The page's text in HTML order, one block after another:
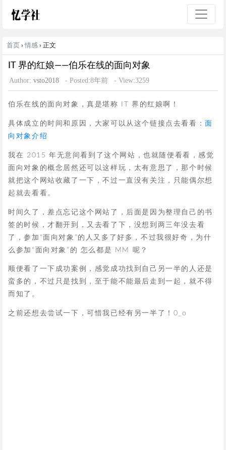
首页 › 情感 › 正文
IT 界的红娘——伯乐在线的面向对象
Author: vsto2018 - Posted:8年前 - View:3259
伯乐在线的面向对象，真是堪称 IT 界的红娘啊！
具体成立的时间和原因，大家可以从这个链接点去看看： 面
向对象介绍
我在 2015 年无意间看到了这个网站，也就随便看看，感觉
面向对象的概念居然还可以这样玩，太有意思了，那个时候
就把这个网站收藏了一下，不过一直没有关注，只能偶尔想
起就去看看。
时间久了，差点忘记这个网站了，后面是因为整理自己的书
签的时候，才翻开到，又去看了下，没想到两三年没去看
了，参加“面向对象”的人又多了好多，不过我很好奇，为什
么参加“面向对象”的 怎么都是 MM 呢？
顺便看了一下成功案例，感觉成功找到自己另一半的人还是
蛮多的，不过只是找到，至于能不能最后走到一起，就不得
而知了。
之前还想去尝试一下，可惜我已经有另一半了！0_o